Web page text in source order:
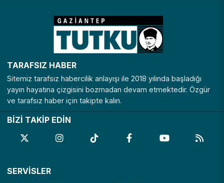
TARAFSIZ HABER
Sitemiz tarafsız habercilik anlayışı ile 2018 yılında başladığı
yayın hayatına çizgisini bozmadan devam etmektedir. Özgür
ve tarafsız haber için takipte kalın.
BİZİ TAKİP EDİN
SERVİSLER